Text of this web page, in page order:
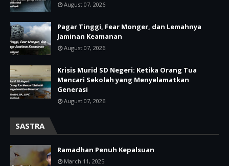
August 07, 2026
Pagar Tinggi, Fear Monger, dan Lemahnya
Jaminan Keamanan
August 07, 2026
Krisis Murid SD Negeri: Ketika Orang Tua
Mencari Sekolah yang Menyelamatkan
Generasi
August 07, 2026
SASTRA
Ramadhan Penuh Kepalsuan
March 11, 2025